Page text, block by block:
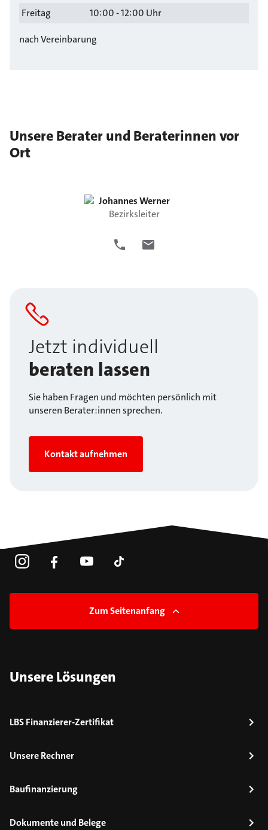
Freitag
10:00 - 12:00 Uhr
nach Vereinbarung
Unsere Berater und Beraterinnen vor
Ort
JohannesWerner
Bezirksleiter
Jetzt individuell
beraten lassen
Sie haben Fragen und möchten persönlich mit
unseren Berater:innen sprechen.
Kontakt aufnehmen
Zum Seitenanfang
Unsere Lösungen
LBS Finanzierer-Zertifikat
Unsere Rechner
Baufinanzierung
Dokumente und Belege